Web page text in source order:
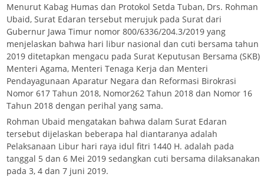
Menurut Kabag Humas dan Protokol Setda Tuban, Drs. Rohman
Ubaid, Surat Edaran tersebut merujuk pada Surat dari
Gubernur Jawa Timur nomor 800/6336/204.3/2019 yang
menjelaskan bahwa hari libur nasional dan cuti bersama tahun
2019 ditetapkan mengacu pada Surat Keputusan Bersama (SKB)
Menteri Agama, Menteri Tenaga Kerja dan Menteri
Pendayagunaan Aparatur Negara dan Reformasi Birokrasi
Nomor 617 Tahun 2018, Nomor262 Tahun 2018 dan Nomor 16
Tahun 2018 dengan perihal yang sama.
Rohman Ubaid mengatakan bahwa dalam Surat Edaran
tersebut dijelaskan beberapa hal diantaranya adalah
Pelaksanaan Libur hari raya idul fitri 1440 H. adalah pada
tanggal 5 dan 6 Mei 2019 sedangkan cuti bersama dilaksanakan
pada 3, 4 dan 7 juni 2019.